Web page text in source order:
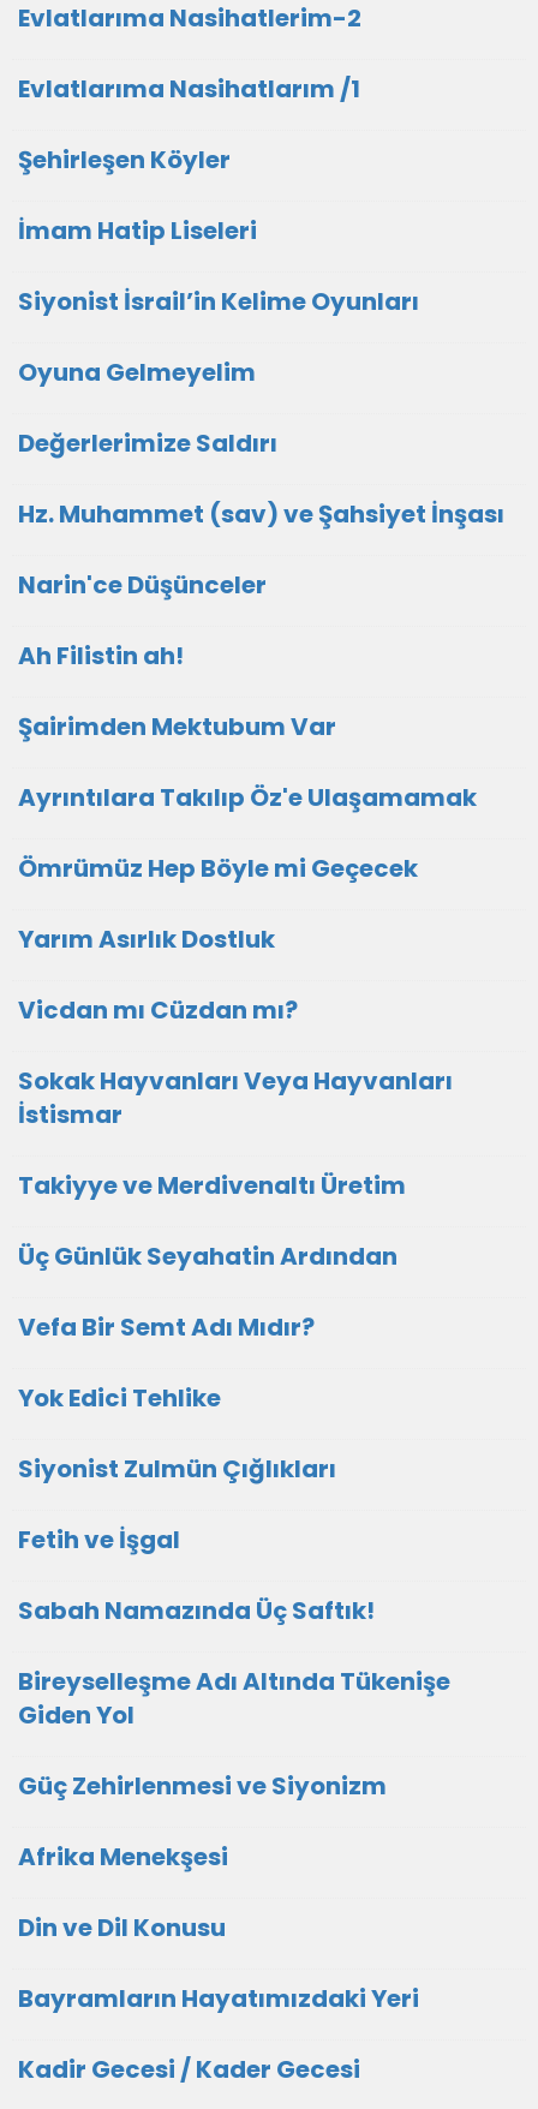
Evlatlarıma Nasihatlerim-2
Evlatlarıma Nasihatlarım /1
Şehirleşen Köyler
İmam Hatip Liseleri
Siyonist İsrail’in Kelime Oyunları
Oyuna Gelmeyelim
Değerlerimize Saldırı
Hz. Muhammet (sav) ve Şahsiyet İnşası
Narin'ce Düşünceler
Ah Filistin ah!
Şairimden Mektubum Var
Ayrıntılara Takılıp Öz'e Ulaşamamak
Ömrümüz Hep Böyle mi Geçecek
Yarım Asırlık Dostluk
Vicdan mı Cüzdan mı?
Sokak Hayvanları Veya Hayvanları
İstismar
Takiyye ve Merdivenaltı Üretim
Üç Günlük Seyahatin Ardından
Vefa Bir Semt Adı Mıdır?
Yok Edici Tehlike
Siyonist Zulmün Çığlıkları
Fetih ve İşgal
Sabah Namazında Üç Saftık!
Bireyselleşme Adı Altında Tükenişe
Giden Yol
Güç Zehirlenmesi ve Siyonizm
Afrika Menekşesi
Din ve Dil Konusu
Bayramların Hayatımızdaki Yeri
Kadir Gecesi / Kader Gecesi